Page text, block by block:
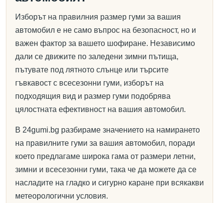
Изборът на правилния размер гуми за вашия
автомобил е не само въпрос на безопасност, но и
важен фактор за вашето шофиране. Независимо
дали се движите по заледени зимни пътища,
пътувате под лятното слънце или търсите
гъвкавост с всесезонни гуми, изборът на
подходящия вид и размер гуми подобрява
цялостната ефективност на вашия автомобил.
В 24gumi.bg разбираме значението на намирането
на правилните гуми за вашия автомобил, поради
което предлагаме широка гама от размери летни,
зимни и всесезонни гуми, така че да можете да се
насладите на гладко и сигурно каране при всякакви
метеорологични условия.